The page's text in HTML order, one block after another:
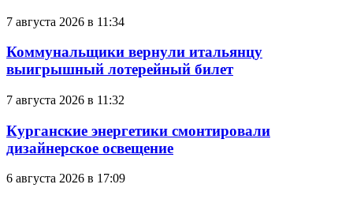
7 августа 2026 в 11:34
Коммунальщики вернули итальянцу
выигрышный лотерейный билет
7 августа 2026 в 11:32
Курганские энергетики смонтировали
дизайнерское освещение
6 августа 2026 в 17:09